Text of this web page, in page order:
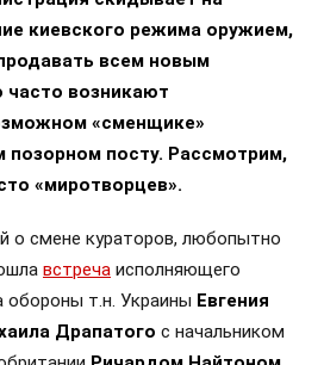
киевского режима оружием,
всем новым
возникают
«сменщике»
позорном посту. Рассмотрим,
«миротворцев».
о смене кураторов, любопытно
встреча исполняющего
обороны т.н. Украины Евгения
Драпатого с начальником